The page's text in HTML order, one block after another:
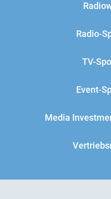
Radio-
TV-
Event-
Media